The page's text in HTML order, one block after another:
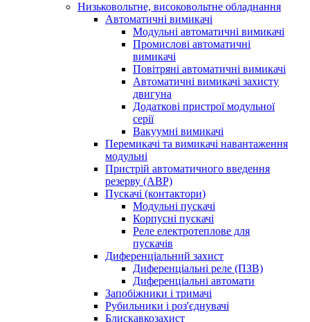
Низьковольтне, високовольтне обладнання
Автоматичні вимикачі
Модульні автоматичні вимикачі
Промислові автоматичні
вимикачі
Повітряні автоматичні вимикачі
Автоматичні вимикачі захисту
двигуна
Додаткові пристрої модульної
серії
Вакуумні вимикачі
Перемикачі та вимикачі навантаження
модульні
Пристрій автоматичного введення
резерву (АВР)
Пускачі (контактори)
Модульні пускачі
Корпусні пускачі
Реле електротеплове для
пускачів
Диференціальний захист
Диференціальні реле (ПЗВ)
Диференціальні автомати
Запобіжники і тримачі
Рубильники і роз'єднувачі
Блискавкозахист